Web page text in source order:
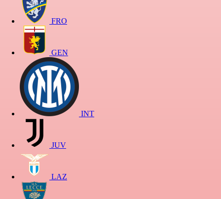
FRO
GEN
INT
JUV
LAZ